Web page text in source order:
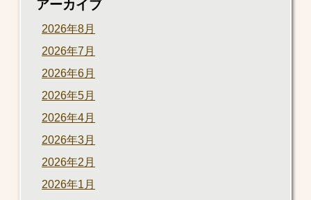
アーカイブ
2026年8月
2026年7月
2026年6月
2026年5月
2026年4月
2026年3月
2026年2月
2026年1月